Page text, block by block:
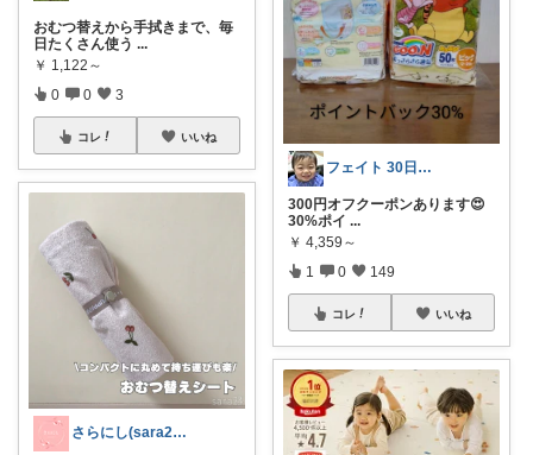
おむつ替えから手拭きまで、毎
日たくさん使う ...
￥ 1,122～
0 0 3
コレ いいね
さらにし(sara24)🌸
フェイト 30日感謝です😊
300円オフクーポンあります😍
30%ポイ ...
￥ 4,359～
1 0 149
コレ いいね